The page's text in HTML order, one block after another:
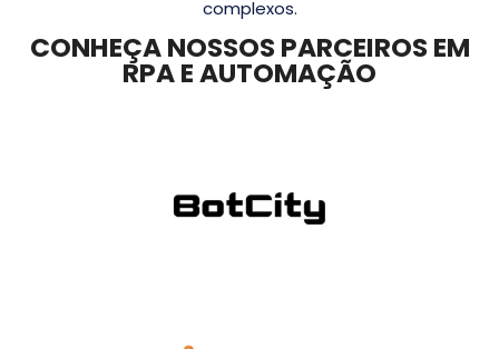
complexos.
CONHEÇA NOSSOS PARCEIROS EM
RPA E AUTOMAÇÃO